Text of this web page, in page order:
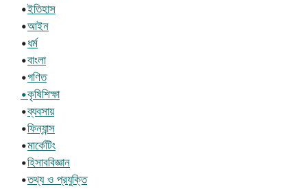
•ইতিহাস
•আইন
•ধর্ম
•বাংলা
•গণিত
•কৃষিশিক্ষা
•ব্যবসায়
•ফিন্যান্স
•মার্কেটিং
•হিসাববিজ্ঞান
•তথ্য ও প্রযুক্তি